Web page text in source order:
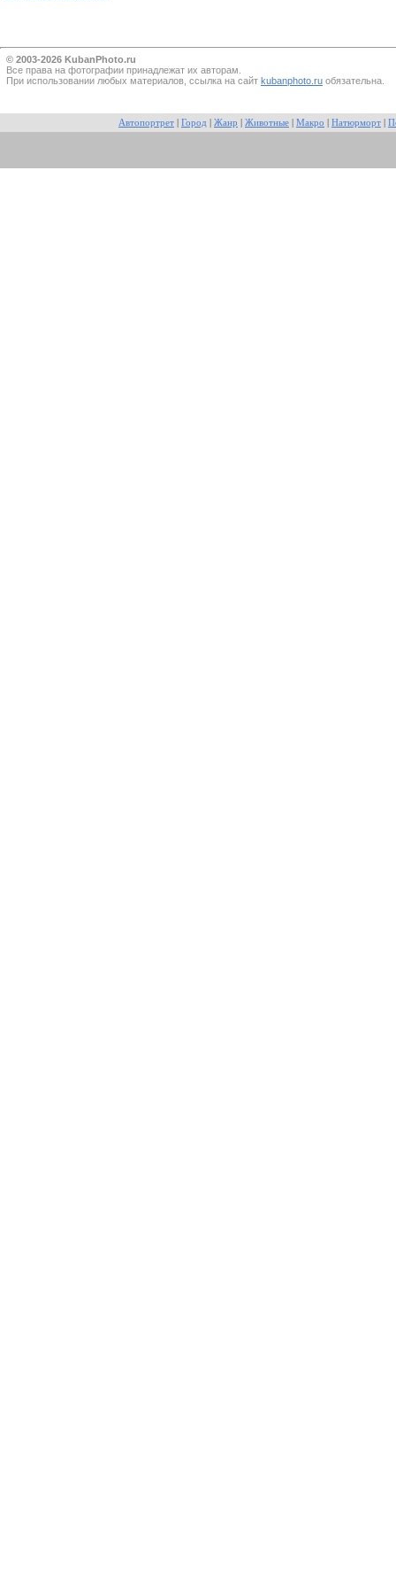
© 2003-2026 KubanPhoto.ru
Все прaва на фотографии принадлежат их авторам.
При использовании любых материалов, ссылка на сайт kubanphoto.ru обязательна.
Автопортрет Город Жанр Животные Макро Натюрморт